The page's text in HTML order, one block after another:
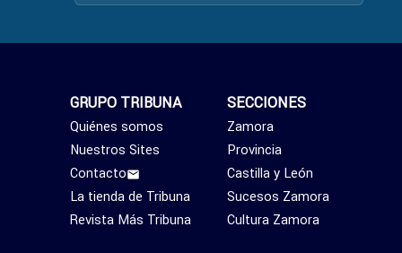
SECCIONES
Zamora
Provincia
Castilla y León
Sucesos Zamora
Cultura Zamora
GRUPO TRIBUNA
Quiénes somos
Nuestros Sites
Contacto
La tienda de Tribuna
Revista Más Tribuna